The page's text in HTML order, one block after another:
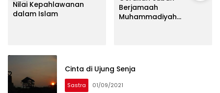
Nilai Kepahlawanan
dalam Islam
Berjamaah
Muhammadiyah
Cinta di Ujung Senja
Sastra 01/09/2021